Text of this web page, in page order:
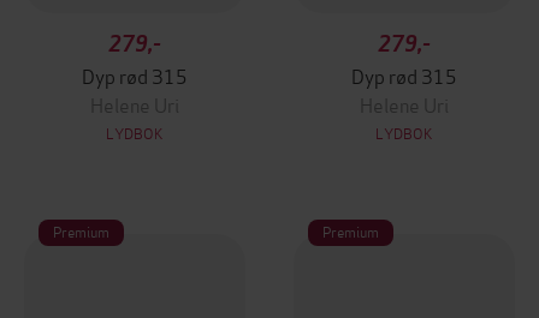
279,-
Dyp rød 315
Helene Uri
LYDBOK
279,-
Dyp rød 315
Helene Uri
LYDBOK
Premium Premium